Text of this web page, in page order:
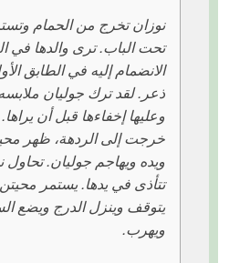
نوزان تخرج من الحمام
تحت الباب. ترى والدها في
الانضمام إليه في الطابق
ذعر. لقد ترك جوليان
وعليها إخفاءها قبل أن
خرجت إلى الردهة، ظهر
ويده ويهاجم جوليان. تحاول
تتأذى في يدها. يستمر
يتوقف وينزل الدرج ويضع
ويهرب.